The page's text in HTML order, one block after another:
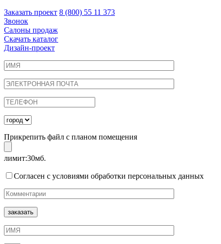
Заказать проект 8 (800) 55 11 373
Звонок
Салоны продаж
Скачать каталог
Дизайн-проект
Прикрепить файл с планом помещения
лимит:30мб.
Согласен с условиями обработки персональных данных